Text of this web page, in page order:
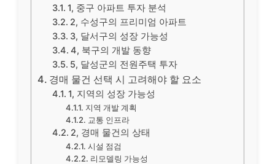
1, 중구 아파트 투자 분석
2, 수성구의 프리미엄 아파트
3, 달서구의 성장 가능성
4, 북구의 개발 동향
5, 달성군의 전원주택 투자
경매 물건 선택 시 고려해야 할 요소
1, 지역의 성장 가능성
지역 개발 계획
교통 인프라
2, 경매 물건의 상태
시설 점검
리모델링 가능성